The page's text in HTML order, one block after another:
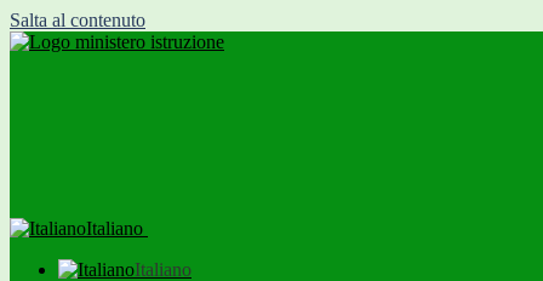
Salta al contenuto
Italiano
Italiano